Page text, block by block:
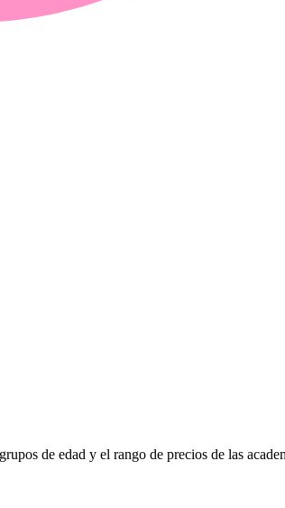
de edad y el rango de precios de las